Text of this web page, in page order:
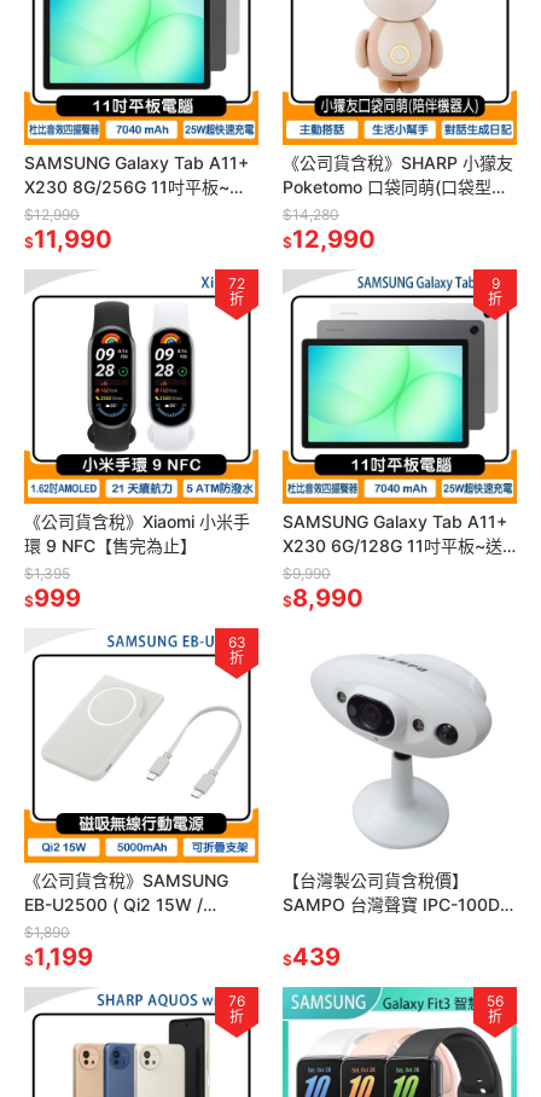
SAMSUNG Galaxy Tab A11+
X230 8G/256G 11吋平板~送
原廠皮套+25W充電器
$12,990
$11,990
《公司貨含稅》SHARP 小獴友
Poketomo 口袋同萌(口袋型陪
伴機器人)
$14,280
$12,990
72
折
《公司貨含稅》Xiaomi 小米手
環 9 NFC【售完為止】
$1,395
$999
9
折
SAMSUNG Galaxy Tab A11+
X230 6G/128G 11吋平板~送
原廠皮套
$9,990
$8,990
63
折
《公司貨含稅》SAMSUNG
EB-U2500 ( Qi2 15W /
5000mAh )磁吸無線行動電源
(台灣公司貨)
$1,890
$1,199
【台灣製公司貨含稅價】
SAMPO 台灣聲寶 IPC-100D雲
$439
76
折
56
折